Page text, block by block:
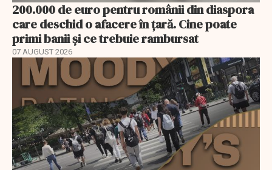
200.000 de euro pentru românii din diaspora
care deschid o afacere în țară. Cine poate
primi banii și ce trebuie rambursat
07 AUGUST 2026